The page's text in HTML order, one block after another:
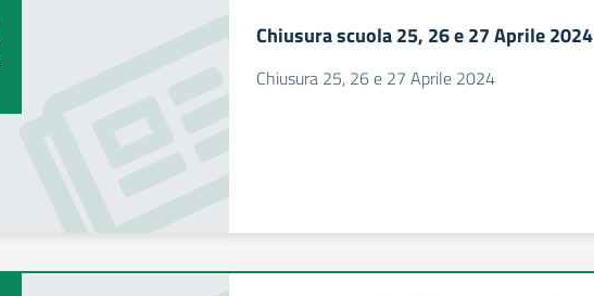
Chiusura scuola 25, 26 e 27 Aprile 2024
Chiusura 25, 26 e 27 Aprile 2024